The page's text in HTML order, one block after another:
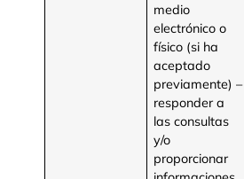
medio
electrónico o
físico (si ha
aceptado
previamente) –
responder a
las consultas
y/o
proporcionar